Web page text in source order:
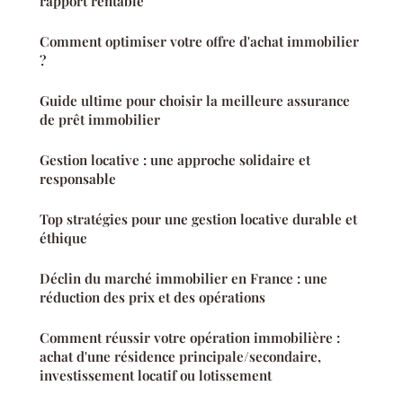
Comment optimiser votre offre d'achat immobilier
?
Guide ultime pour choisir la meilleure assurance
de prêt immobilier
Gestion locative : une approche solidaire et
responsable
Top stratégies pour une gestion locative durable et
éthique
Déclin du marché immobilier en France : une
réduction des prix et des opérations
Comment réussir votre opération immobilière :
achat d'une résidence principale/secondaire,
investissement locatif ou lotissement